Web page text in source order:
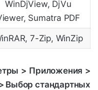
WinDjView, DjVu
Sumatra PDF
7-Zip, WinZip
> Приложения >
Выбор стандартных